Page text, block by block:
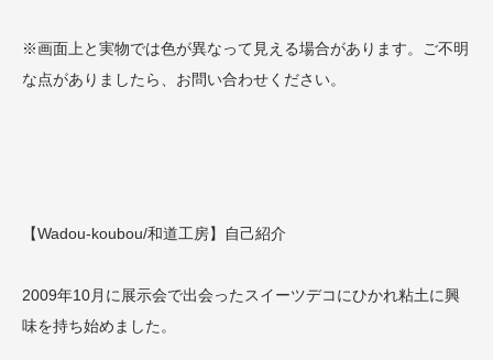
※画面上と実物では色が異なって見える場合があります。ご不明
な点がありましたら、お問い合わせください。
【Wadou-koubou/和道工房】自己紹介
2009年10月に展示会で出会ったスイーツデコにひかれ粘土に興
味を持ち始めました。